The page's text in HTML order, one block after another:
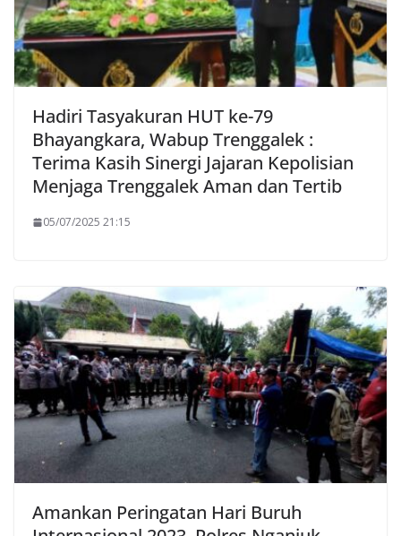
Hadiri Tasyakuran HUT ke-79
Bhayangkara, Wabup Trenggalek :
Terima Kasih Sinergi Jajaran Kepolisian
Menjaga Trenggalek Aman dan Tertib
05/07/2025 21:15
Amankan Peringatan Hari Buruh